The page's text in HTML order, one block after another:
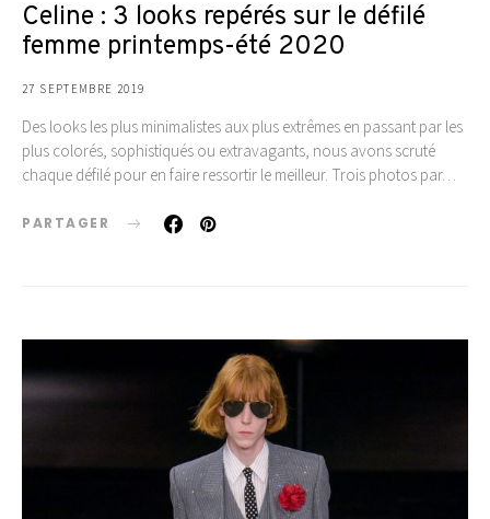
Celine : 3 looks repérés sur le défilé
femme printemps-été 2020
27 SEPTEMBRE 2019
Des looks les plus minimalistes aux plus extrêmes en passant par les
plus colorés, sophistiqués ou extravagants, nous avons scruté
chaque défilé pour en faire ressortir le meilleur. Trois photos par…
PARTAGER